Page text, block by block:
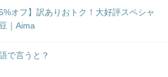
オフ】訳ありおトク！大好評スペシャ
｜Aima
で言うと？